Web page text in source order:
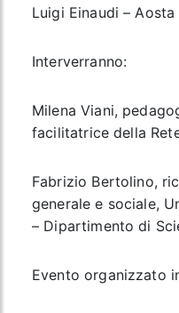
Luigi Einaudi – Aosta
Interverranno:
Milena Viani,
facilitatrice della
Fabrizio Bertolino,
generale e sociale,
– Dipartimento di
Evento organizzato